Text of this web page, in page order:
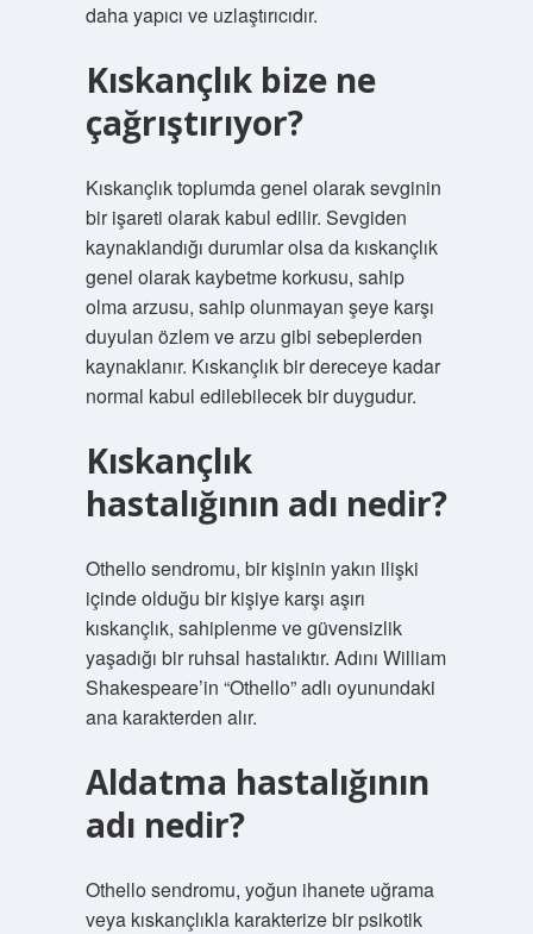
daha yapıcı ve uzlaştırıcıdır.
Kıskançlık bize ne
çağrıştırıyor?
Kıskançlık toplumda genel olarak sevginin
bir işareti olarak kabul edilir. Sevgiden
kaynaklandığı durumlar olsa da kıskançlık
genel olarak kaybetme korkusu, sahip
olma arzusu, sahip olunmayan şeye karşı
duyulan özlem ve arzu gibi sebeplerden
kaynaklanır. Kıskançlık bir dereceye kadar
normal kabul edilebilecek bir duygudur.
Kıskançlık
hastalığının adı nedir?
Othello sendromu, bir kişinin yakın ilişki
içinde olduğu bir kişiye karşı aşırı
kıskançlık, sahiplenme ve güvensizlik
yaşadığı bir ruhsal hastalıktır. Adını William
Shakespeare’in “Othello” adlı oyunundaki
ana karakterden alır.
Aldatma hastalığının
adı nedir?
Othello sendromu, yoğun ihanete uğrama
veya kıskançlıkla karakterize bir psikotik